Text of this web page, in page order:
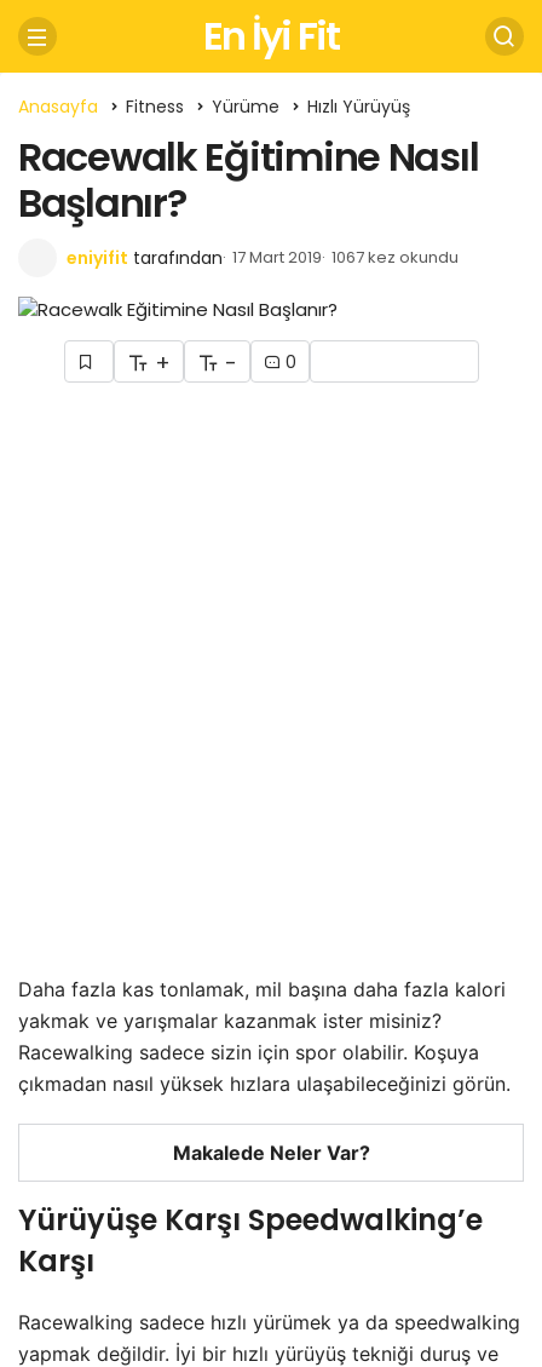
En İyi Fit
Anasayfa Fitness Yürüme Hızlı Yürüyüş
Racewalk Eğitimine Nasıl
Başlanır?
eniyifit tarafından 17 Mart 2019 1067 kez okundu
+ - 0
Daha fazla kas tonlamak, mil başına daha fazla kalori
yakmak ve yarışmalar kazanmak ister misiniz?
Racewalking sadece sizin için spor olabilir. Koşuya
çıkmadan nasıl yüksek hızlara ulaşabileceğinizi görün.
Makalede Neler Var?
Yürüyüşe Karşı Speedwalking’e
Karşı
Racewalking sadece hızlı yürümek ya da speedwalking
yapmak değildir. İyi bir hızlı yürüyüş tekniği duruş ve